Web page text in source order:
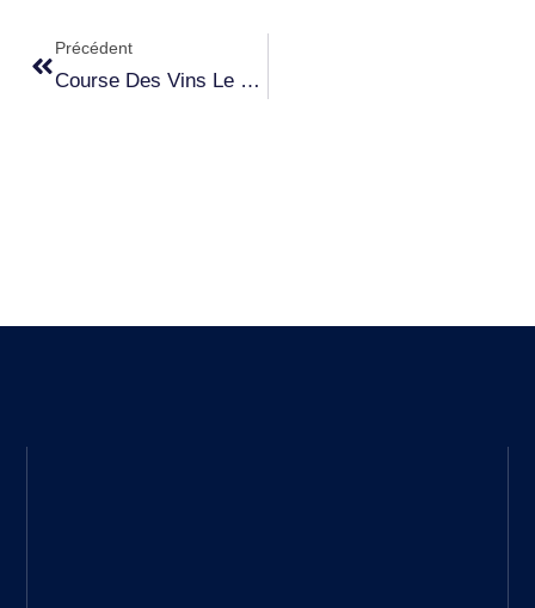
Précédent
Course Des Vins Le 22 Mars 2026